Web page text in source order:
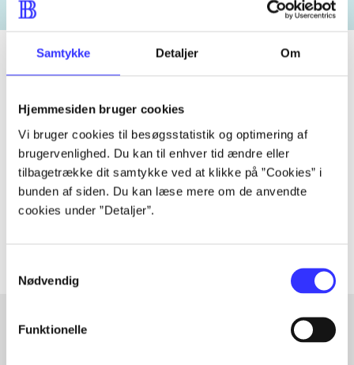
Samtykke Detaljer Om
Hjemmesiden bruger cookies
Vi bruger cookies til besøgsstatistik og optimering af
brugervenlighed. Du kan til enhver tid ændre eller
tilbagetrække dit samtykke ved at klikke på ”Cookies” i
bunden af siden. Du kan læse mere om de anvendte
cookies under ”Detaljer”.
Nødvendig
Funktionelle
Tidsskrift
Artiklen er en del af
lorem ipsum dolor sit amet ...
Tidsskrift
handler ofte om